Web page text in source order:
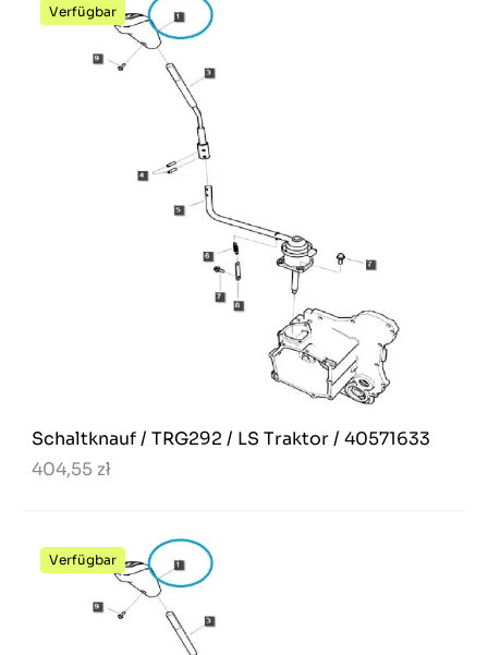
Verfügbar
Schaltknauf / TRG292 / LS Traktor / 40571633
404,55 zł
Verfügbar